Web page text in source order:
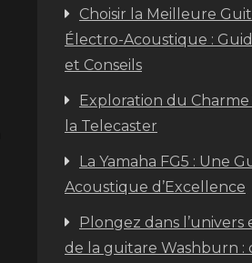
Choisir la Meilleure
Électro-Acoustique :
et Conseils
Exploration du
la Telecaster
La Yamaha FG5 : Une
Acoustique d’Excellence
Plongez dans
de la guitare Washburn :